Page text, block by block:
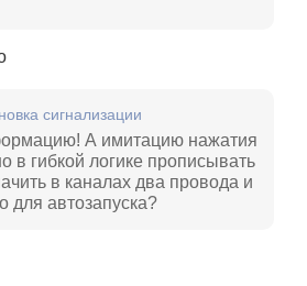
сигнализации
А имитацию нажатия
в гибкой логике прописывать
в каналах два провода и
для автозапуска?